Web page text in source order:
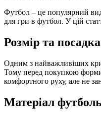
Футбол – це популярний вид
для гри в футбол. У цій
Розмір та посадка
Одним з найважливіших
Тому перед покупкою форми
комфортного руху, але не
Матеріал